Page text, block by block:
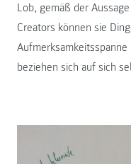
Lob, gemäß der Aussage
Creators können sie
Aufmerksamkeitsspanne
beziehen sich auf sich